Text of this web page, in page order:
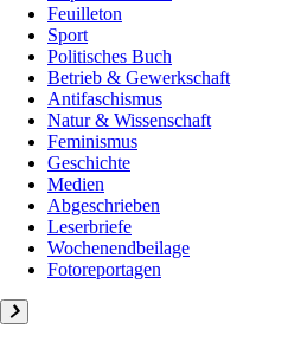
Feuilleton
Sport
Politisches Buch
Betrieb & Gewerkschaft
Antifaschismus
Natur & Wissenschaft
Feminismus
Geschichte
Medien
Abgeschrieben
Leserbriefe
Wochenendbeilage
Fotoreportagen